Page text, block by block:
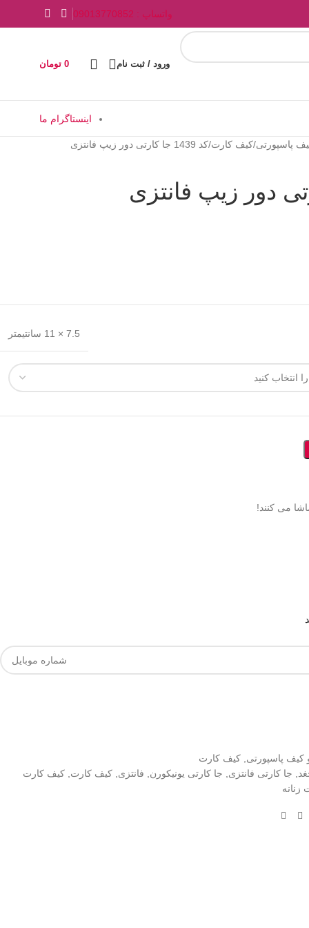
واتساپ : 09013770852
ورود / ثبت نام 0 تومان
اینستاگرام ما
پاسپورتی کیف کارت کد 1439 جا کارتی دور زیپ فانتزی
7.5 × 11 سانتیمتر
می کنند!
پاسپورتی کیف کارت
جا کارتی فانتزی جا کارتی یونیکورن فانتزی کیف کارت کیف کارت